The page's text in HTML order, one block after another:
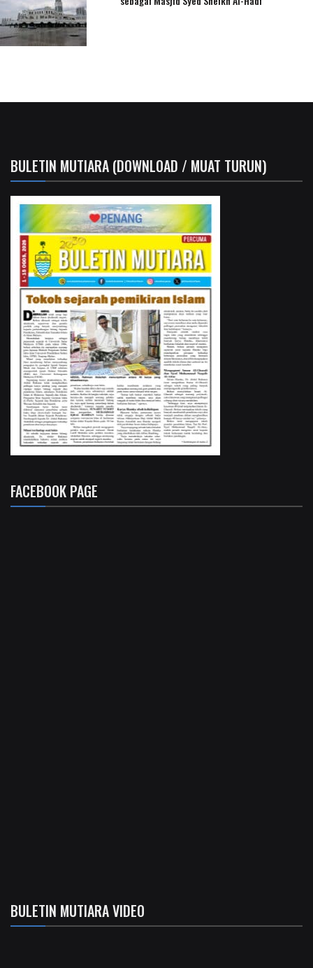
BULETIN MUTIARA (DOWNLOAD / MUAT TURUN)
FACEBOOK PAGE
BULETIN MUTIARA VIDEO